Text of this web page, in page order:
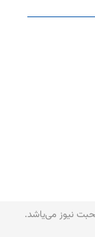
نیوز می‌یاشد.